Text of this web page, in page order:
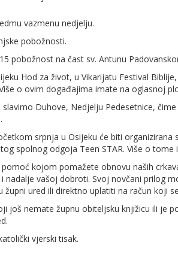
vazmenu nedjelju.
pobožnosti.
pobožnost na čast sv. Antunu
Hod za život, u Vikarijatu Festival
o ovim događajima imate na oglasnoj
Duhove, Nedjelju Pedesetnice,
srpnja u Osijeku će biti organizirana
spolnog odgoja Teen STAR. Više o tome
pomoć kojom pomažete obnovu naših
nadalje vašoj dobroti. Svoj novčani prilog
župni ured ili direktno uplatiti na račun koji
još nemate župnu obiteljsku knjižicu ili je
vjerski tisak.